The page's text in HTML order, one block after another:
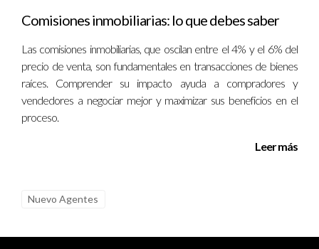
tomar decisiones.
¿Cómo sé si debo aceptar una oferta?
Evalúa la oferta en función de tus objetivos y necesidades. Si
la oferta cumple con tus expectativas y no compromete tus
valores, puede ser un buen indicio de que es razonable.
Absolutamente. La práctica constante, la formación y la
significativamente a la mejora de las habilidades de
Comisiones inmobiliarias: lo que debes saber
Las comisiones inmobiliarias, que oscilan entre el 4% y el 6% del
precio de venta, son fundamentales en transacciones de bienes
raíces. Comprender su impacto ayuda a compradores y
vendedores a negociar mejor y maximizar sus beneficios en el
proceso.
Leer más
Nuevo Agentes